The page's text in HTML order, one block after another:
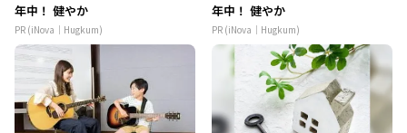
年中！ 健やか
PR (iNova｜Hugkum)
年中！ 健やか
PR (iNova｜Hugkum)